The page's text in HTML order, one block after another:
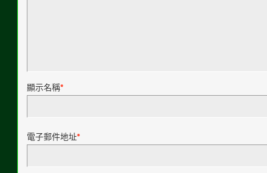
顯示名稱*
電子郵件地址*